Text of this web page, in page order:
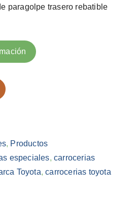
paragolpe trasero rebatible
, Productos
especiales,carrocerias
Toyota,carrocerias toyota